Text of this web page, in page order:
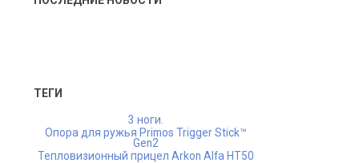
ТЕГИ
3 ноги.
Опора для ружья Primos Trigger Stick™
Gen2
Тепловизионный прицел Arkon Alfa HT50